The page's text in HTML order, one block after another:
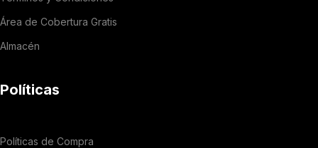
Área de Cobertura Gratis
Almacén
Políticas
Políticas de Compra